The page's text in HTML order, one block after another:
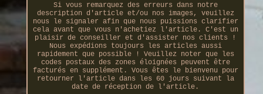
Si vous remarquez des erreurs dans notre
description d'article et/ou nos images, veuillez
nous le signaler afin que nous puissions clarifier
cela avant que vous n'achetiez l'article. C'est un
plaisir de conseiller et d'assister nos clients !
Nous expédions toujours les articles aussi
rapidement que possible ! Veuillez noter que les
codes postaux des zones éloignées peuvent être
facturés en supplément. Vous êtes le bienvenu pour
retourner l'article dans les 60 jours suivant la
date de réception de l'article.